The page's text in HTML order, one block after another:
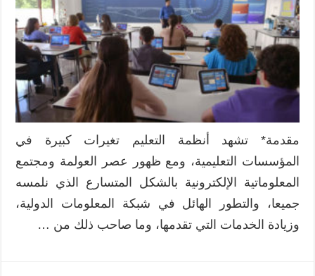
المدرسة
الإلكترونية
في
التعليم
السعودي
العام
باستخدام
نموذج
هافلوك
و
زلوتولو
مغلقة
مقدمة* تشهد أنظمة التعليم تغيرات كبيرة في
المؤسسات التعليمية، ومع ظهور عصر العولمة ومجتمع
المعلوماتية الإلكترونية بالشكل المتسارع الذي نلمسه
جميعا، والتطور الهائل في شبكة المعلومات الدولية،
وزيادة الخدمات التي تقدمها، وما صاحب ذلك من …